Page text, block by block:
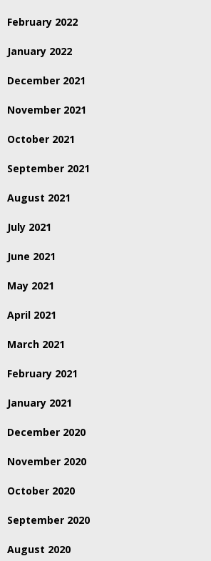
February 2022
January 2022
December 2021
November 2021
October 2021
September 2021
August 2021
July 2021
June 2021
May 2021
April 2021
March 2021
February 2021
January 2021
December 2020
November 2020
October 2020
September 2020
August 2020